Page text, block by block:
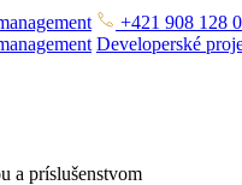
+421 908 128
Developerské
a príslušenstvom